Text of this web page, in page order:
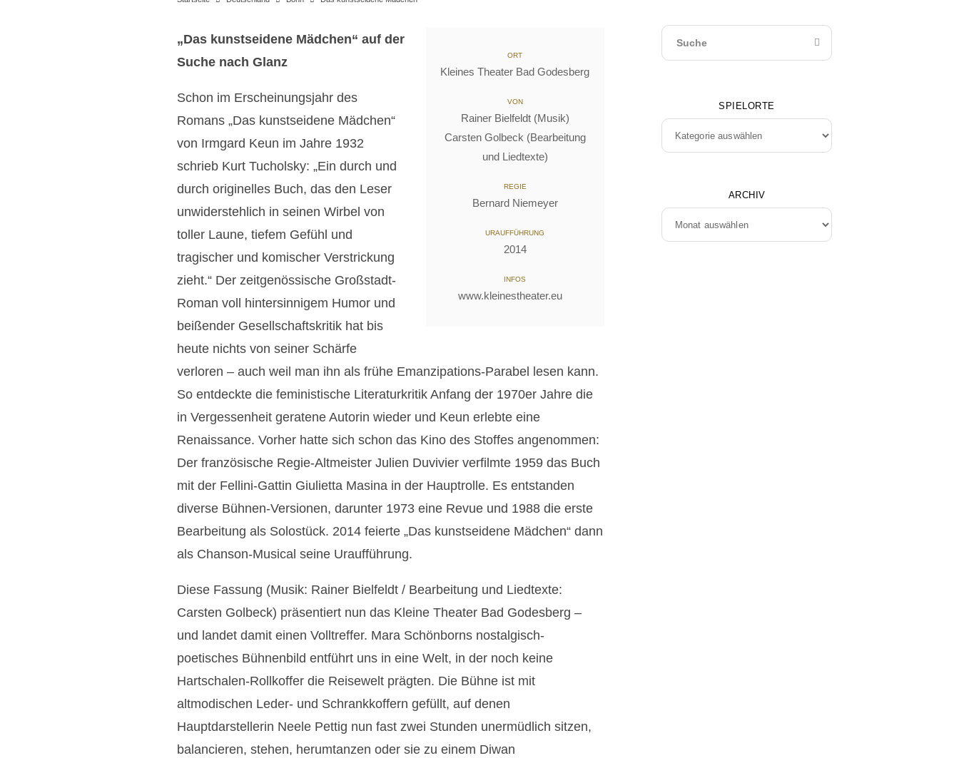
ORT
Kleines Theater Bad Godesberg
VON
Rainer Bielfeldt (Musik)
Carsten Golbeck (Bearbeitung
und Liedtexte)
REGIE
Bernard Niemeyer
URAUFFÜHRUNG
2014
INFOS
www.kleinestheater.eu
„Das kunstseidene Mädchen“ auf der
Suche nach Glanz
Schon im Erscheinungsjahr des
Romans „Das kunstseidene Mädchen“
von Irmgard Keun im Jahre 1932
schrieb Kurt Tucholsky: „Ein durch und
durch originelles Buch, das den Leser
unwiderstehlich in seinen Wirbel von
toller Laune, tiefem Gefühl und
tragischer und komischer Verstrickung
zieht.“ Der zeitgenössische Großstadt-
Roman voll hintersinnigem Humor und
beißender Gesellschaftskritik hat bis
heute nichts von seiner Schärfe
verloren – auch weil man ihn als frühe Emanzipations-Parabel lesen kann.
So entdeckte die feministische Literaturkritik Anfang der 1970er Jahre die
in Vergessenheit geratene Autorin wieder und Keun erlebte eine
Renaissance. Vorher hatte sich schon das Kino des Stoffes angenommen:
Der französische Regie-Altmeister Julien Duvivier verfilmte 1959 das Buch
mit der Fellini-Gattin Giulietta Masina in der Hauptrolle. Es entstanden
diverse Bühnen-Versionen, darunter 1973 eine Revue und 1988 die erste
Bearbeitung als Solostück. 2014 feierte „Das kunstseidene Mädchen“ dann
als Chanson-Musical seine Uraufführung.
Diese Fassung (Musik: Rainer Bielfeldt / Bearbeitung und Liedtexte:
Carsten Golbeck) präsentiert nun das Kleine Theater Bad Godesberg –
und landet damit einen Volltreffer. Mara Schönborns nostalgisch-
poetisches Bühnenbild entführt uns in eine Welt, in der noch keine
Hartschalen-Rollkoffer die Reisewelt prägten. Die Bühne ist mit
altmodischen Leder- und Schrankkoffern gefüllt, auf denen
Hauptdarstellerin Neele Pettig nun fast zwei Stunden unermüdlich sitzen,
balancieren, stehen, herumtanzen oder sie zu einem Diwan
o
t
:
i
c
e
–
i
P
g
r
B
t
o
:
t
i
c
r
e
–
i
P
g
r
B
t
o
t
:
t
i
c
r
e
–
i
P
g
r
B
t
SPIELORTE
Spielorte
ARCHIV
Archiv